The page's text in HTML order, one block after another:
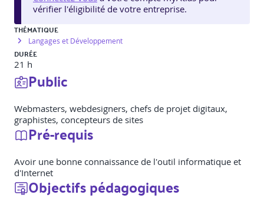
vérifier l'éligibilité de votre entreprise.
THÉMATIQUE
Langages et Développement
DURÉE
21 h
Public
Webmasters, webdesigners, chefs de projet digitaux,
graphistes, concepteurs de sites
Pré-requis
Avoir une bonne connaissance de l'outil informatique et
d'Internet
Objectifs pédagogiques